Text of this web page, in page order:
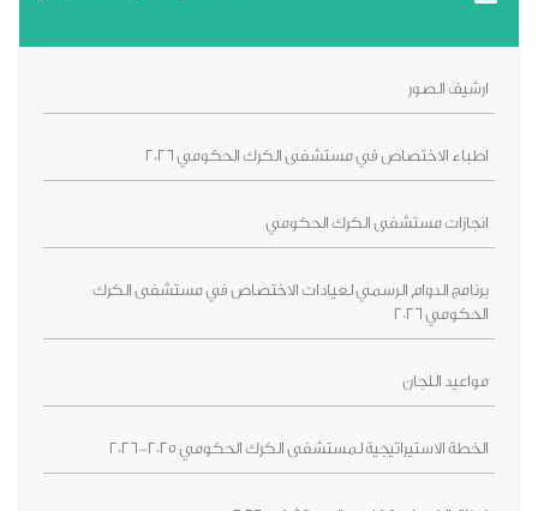
ارشيف الصور
اطباء الاختصاص في مستشفى الكرك الحكومي 2026
انجازات مستشفى الكرك الحكومي
برنامج الدوام الرسمي لعيادات الاختصاص في مستشفى الكرك
الحكومي 2026
مواعيد اللجان
الخطة الاستيراتيجية لمستشفى الكرك الحكومي 2025-2026